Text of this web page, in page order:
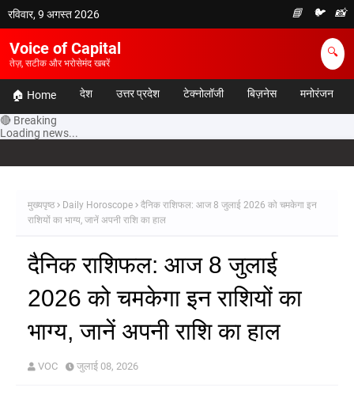
रविवार, 9 अगस्त 2026 📘 🐦 📸
Voice of Capital
तेज़, सटीक और भरोसेमंद खबरें
🔍
🏠 Home देश उत्तर प्रदेश टेक्नोलॉजी बिज़नेस मनोरंजन
🔴 Breaking
Loading news...
मुख्यपृष्ठ Daily Horoscope
दैनिक राशिफल: आज 8 जुलाई 2026 को चमकेगा इन
राशियों का भाग्य, जानें अपनी राशि का हाल
दैनिक राशिफल: आज 8 जुलाई
2026 को चमकेगा इन राशियों का
भाग्य, जानें अपनी राशि का हाल
VOC जुलाई 08, 2026